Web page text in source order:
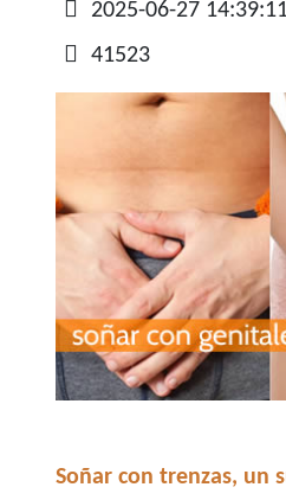
Detalles
2025-06-27
41523
Soñar con trenzas, un